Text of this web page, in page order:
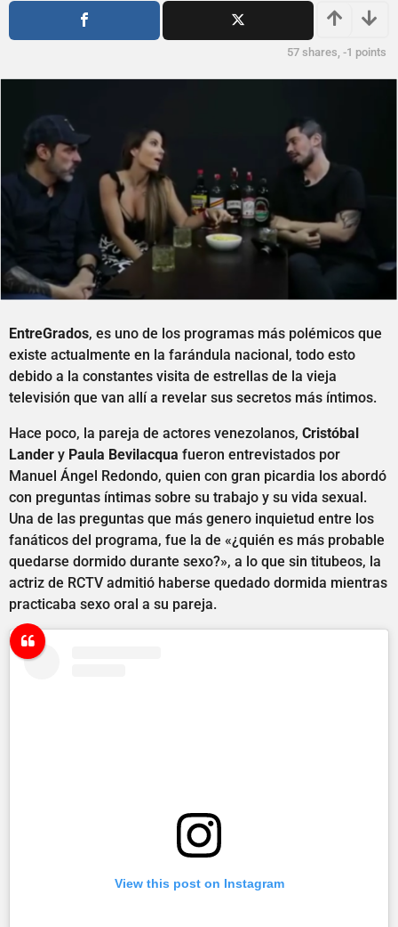
ñ
a
57 shares, -1 points
EntreGrados, es uno de los programas más polémicos que
existe actualmente en la farándula nacional, todo esto
debido a la constantes visita de estrellas de la vieja
televisión que van allí a revelar sus secretos más íntimos.
Hace poco, la pareja de actores venezolanos, Cristóbal
Lander y Paula Bevilacqua fueron entrevistados por
Manuel Ángel Redondo, quien con gran picardia los abordó
con preguntas íntimas sobre su trabajo y su vida sexual.
Una de las preguntas que más genero inquietud entre los
fanáticos del programa, fue la de «¿quién es más probable
quedarse dormido durante sexo?», a lo que sin titubeos, la
actriz de RCTV admitió haberse quedado dormida mientras
practicaba sexo oral a su pareja.
View this post on Instagram